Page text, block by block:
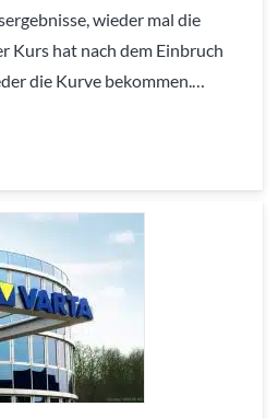
wieder mal die
Kurs hat nach dem Einbruch
die Kurve bekommen.…